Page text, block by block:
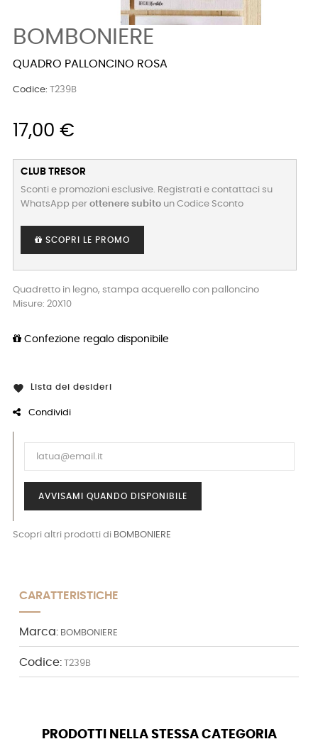
BOMBONIERE
QUADRO PALLONCINO ROSA
Codice: T239B
17,00 €
CLUB TRESOR
Sconti e promozioni esclusive. Registrati e contattaci su
WhatsApp per ottenere subito un Codice Sconto
SCOPRI LE PROMO
Quadretto in legno, stampa acquerello con palloncino
Misure: 20X10
Confezione regalo disponibile
 Lista dei desideri
Condividi
AVVISAMI QUANDO DISPONIBILE
Scopri altri prodotti di BOMBONIERE
CARATTERISTICHE
Marca: BOMBONIERE
Codice: T239B
PRODOTTI NELLA STESSA CATEGORIA